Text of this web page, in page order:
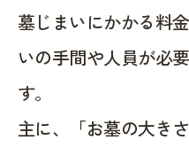
墓じまいにかかる料
いの手間や人員が必
す。
主に、「お墓の大き